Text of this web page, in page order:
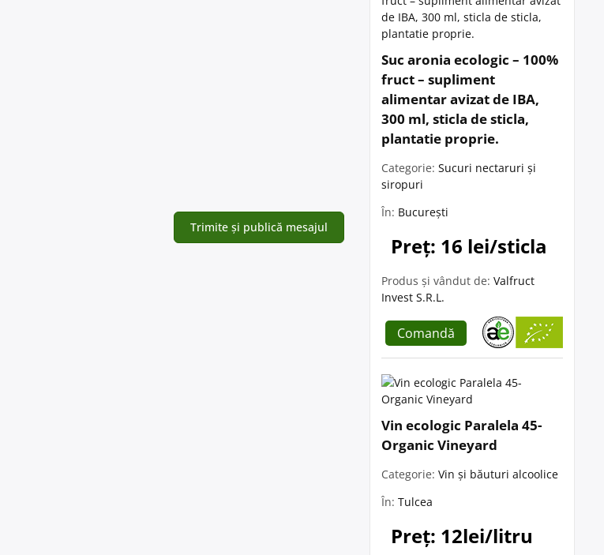
Suc aronia ecologic – 100%
fruct – supliment
alimentar avizat de IBA,
300 ml, sticla de sticla,
plantatie proprie.
Categorie: Sucuri nectaruri și
siropuri
În: București
Preț: 16 lei/sticla
Produs și vândut de: Valfruct
Invest S.R.L.
Comandă
Vin ecologic Paralela 45-
Organic Vineyard
Categorie: Vin și băuturi alcoolice
În: Tulcea
Preț: 12lei/litru